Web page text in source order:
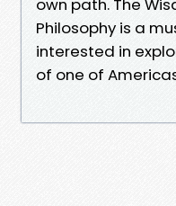
own path. The
Philosophy is a
interested in
of one of